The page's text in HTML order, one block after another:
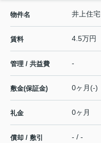
物件名 井上住宅
賃料 4.5万円
管理 / 共益費 -
敷金(保証金) 0ヶ月(-)
礼金 0ヶ月
償却 / 敷引 - / -